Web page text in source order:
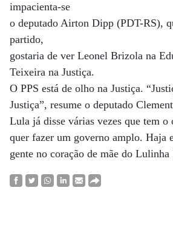
impacienta-se
o deputado Airton Dipp (PDT-RS),
partido,
gostaria de ver Leonel Brizola na
Teixeira na Justiça.
O PPS está de olho na Justiça.
Justiça”, resume o deputado
Lula já disse várias vezes que tem o
quer fazer um governo amplo. Haja
gente no coração de mãe do Lulinha